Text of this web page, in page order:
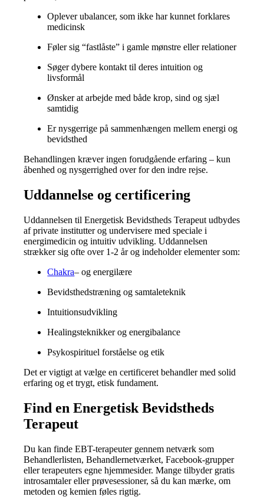
Oplever ubalancer, som ikke har kunnet forklares
medicinsk
Føler sig “fastlåste” i gamle mønstre eller relationer
Søger dybere kontakt til deres intuition og
livsformål
Ønsker at arbejde med både krop, sind og sjæl
samtidig
Er nysgerrige på sammenhængen mellem energi og
bevidsthed
Behandlingen kræver ingen forudgående erfaring – kun
åbenhed og nysgerrighed over for den indre rejse.
Uddannelse og certificering
Uddannelsen til Energetisk Bevidstheds Terapeut udbydes
af private institutter og undervisere med speciale i
energimedicin og intuitiv udvikling. Uddannelsen
strækker sig ofte over 1-2 år og indeholder elementer som:
Chakra– og energilære
Bevidsthedstræning og samtaleteknik
Intuitionsudvikling
Healingsteknikker og energibalance
Psykospirituel forståelse og etik
Det er vigtigt at vælge en certificeret behandler med solid
erfaring og et trygt, etisk fundament.
Find en Energetisk Bevidstheds
Terapeut
Du kan finde EBT-terapeuter gennem netværk som
Behandlerlisten, Behandlernetværket, Facebook-grupper
eller terapeuters egne hjemmesider. Mange tilbyder gratis
introsamtaler eller prøvesessioner, så du kan mærke, om
metoden og kemien føles rigtig.